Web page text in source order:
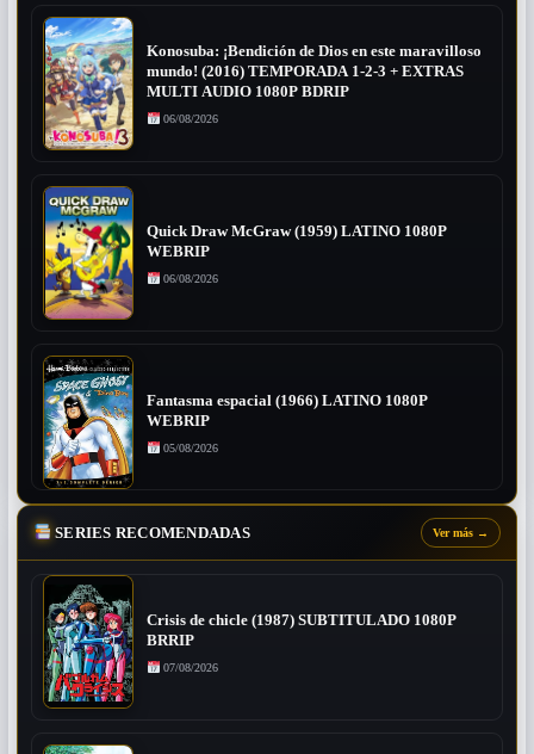
Konosuba: ¡Bendición de Dios en este maravilloso
mundo! (2016) TEMPORADA 1-2-3 + EXTRAS
MULTI AUDIO 1080P BDRIP
06/08/2026
Quick Draw McGraw (1959) LATINO 1080P
WEBRIP
06/08/2026
Fantasma espacial (1966) LATINO 1080P
WEBRIP
05/08/2026
SERIES RECOMENDADAS Ver más →
Crisis de chicle (1987) SUBTITULADO 1080P
BRRIP
07/08/2026